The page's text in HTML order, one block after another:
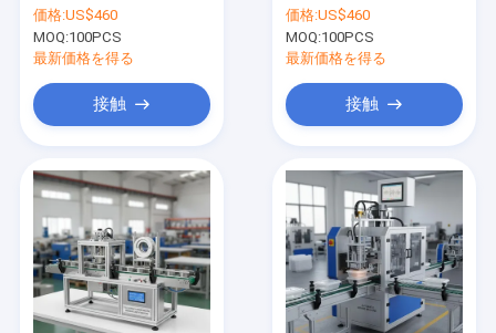
31kg自動シーマーマシ
ン
価格:US$460
MOQ:100PCS
最新価格を得る
接触
し 耐久性のあるシーム
シーリングシステム
価格:US$460
MOQ:100PCS
最新価格を得る
接触